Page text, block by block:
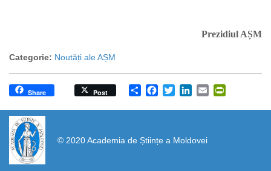
Prezidiul AȘM
Categorie: Noutăți ale AȘM
Share
Share Post Facebook
TwitterLinkedIn
Email
© 2020 Academia de Științe a Moldovei
https://propletenie.ru/